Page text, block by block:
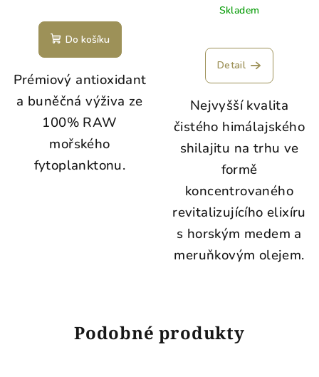
Do košíku
Prémiový antioxidant
a buněčná výživa ze
100% RAW
mořského
fytoplanktonu.
Skladem
Detail
Nejvyšší kvalita
čistého himálajského
shilajitu na trhu ve
formě
koncentrovaného
revitalizujícího elixíru
s horským medem a
meruňkovým olejem.
Podobné produkty